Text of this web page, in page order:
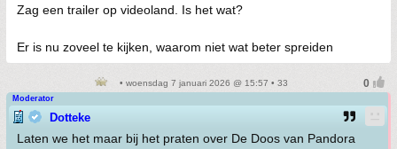
Zag een trailer op videoland. Is het wat?
Er is nu zoveel te kijken, waarom niet wat beter spreiden
• woensdag 7 januari 2026 @ 15:57 • 33
Moderator
Dotteke
Laten we het maar bij het praten over De Doos van Pandora